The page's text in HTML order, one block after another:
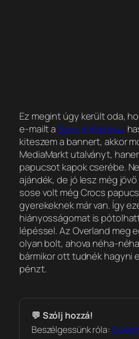
Ez megint úgy került oda,
e-mailt aSony reklámhoz
kiteszem a bannert, akkor
MediaMarkt utalványt,
papucsot kapok cserébe.
ajándék, de jó lesz még
sose volt még Crocs
gyerekeknek már van. Így
hiányosságomat is
lépéssel. Az Overland meg
olyan bolt, ahova néha-
bármikor ott tudnék hagyni
pénzt.
💬 Szólj hozzá!
Beszélgessünk róla: